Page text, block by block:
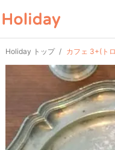
Holiday トップ カフェ 3+(ト